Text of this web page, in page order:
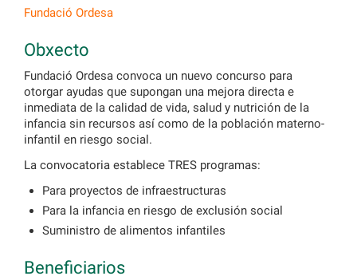
Fundació Ordesa
Obxecto
Fundació Ordesa convoca un nuevo concurso para
otorgar ayudas que supongan una mejora directa e
inmediata de la calidad de vida, salud y nutrición de la
infancia sin recursos así como de la población materno-
infantil en riesgo social.
La convocatoria establece TRES programas:
Para proyectos de infraestructuras
Para la infancia en riesgo de exclusión social
Suministro de alimentos infantiles
Beneficiarios